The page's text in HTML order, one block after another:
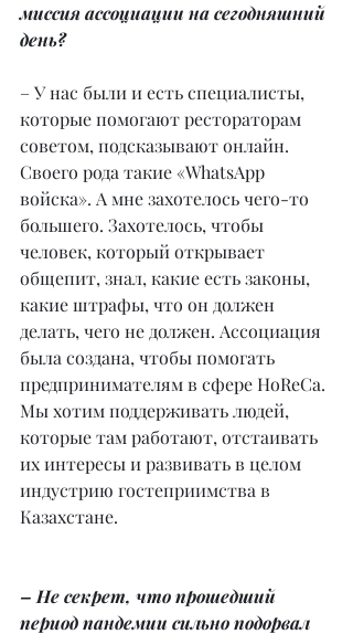
миссия ассоциации на сегодняшний
день?
– У нас были и есть специалисты,
которые помогают рестораторам
советом, подсказывают онлайн.
Своего рода такие «WhatsApp
войска». А мне захотелось чего-то
большего. Захотелось, чтобы
человек, который открывает
общепит, знал, какие есть законы,
какие штрафы, что он должен
делать, чего не должен. Ассоциация
была создана, чтобы помогать
предпринимателям в сфере HoReCa.
Мы хотим поддерживать людей,
которые там работают, отстаивать
их интересы и развивать в целом
индустрию гостеприимства в
Казахстане.
– Не секрет, что прошедший
период пандемии сильно подорвал